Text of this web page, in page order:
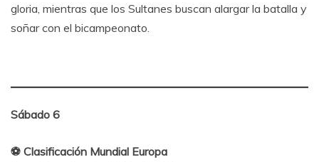
gloria, mientras que los Sultanes buscan alargar la batalla y
soñar con el bicampeonato.
Sábado 6
⚽ Clasificación Mundial Europa